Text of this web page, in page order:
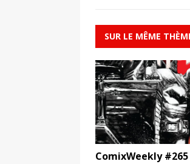
SUR LE MÊME
ComixWeekly #265